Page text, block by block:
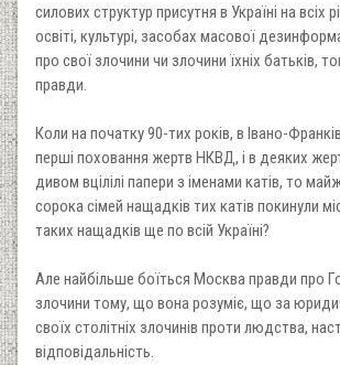
силових структур присутня в Україні на всіх
освіті, культурі, засобах масової
про свої злочини чи злочини їхніх батьків,
правди.
Коли на початку 90-тих років, в Івано-
перші поховання жертв НКВД, і в деяких
дивом вцілілі папери з іменами катів, то
сорока сімей нащадків тих катів покинули
таких нащадків ще по всій Україні?
Але найбільше боїться Москва правди про
злочини тому, що вона розуміє, що за
своїх столітніх злочинів проти людства,
відповідальність.